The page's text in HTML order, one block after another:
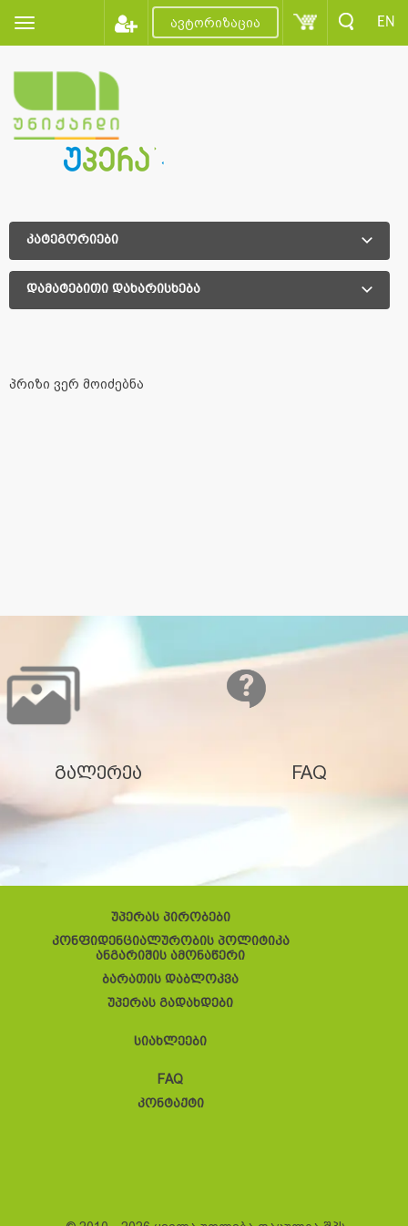
ავტორიზაცია EN
კატეგორიები
დამატებითი დახარისხება
პრიზი ვერ მოიძებნა
გალერეა FAQ
უპერას პირობები
კონფიდენციალურობის პოლიტიკა
ანგარიშის ამონაწერი
ბარათის დაბლოკვა
უპერას გადახდები
სიახლეები
FAQ
კონტაქტი